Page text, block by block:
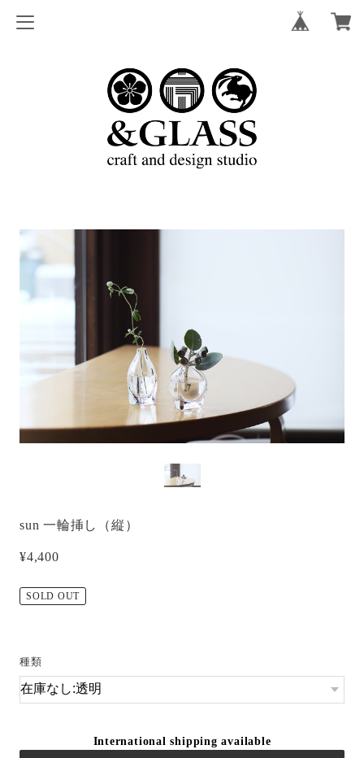
sun 一輪挿し（縦）
¥4,400
SOLD OUT
種類
International shipping available